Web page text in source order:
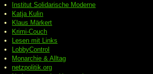
Institut Solidarische Moderne
Katja Kulin
Klaus Märkert
Krimi-Couch
Lesen mit Links
LobbyControl
Monarchie & Alltag
netzpolitik.org